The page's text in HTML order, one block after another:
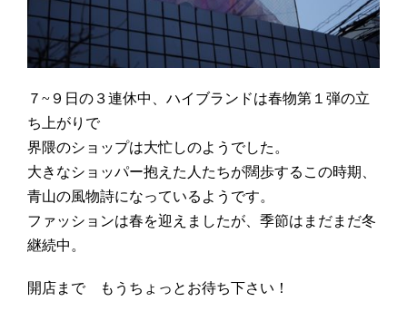
７~９日の３連休中、ハイブランドは春物第１弾の立
ち上がりで
界隈のショップは大忙しのようでした。
大きなショッパー抱えた人たちが闊歩するこの時期、
青山の風物詩になっているようです。
ファッションは春を迎えましたが、季節はまだまだ冬
継続中。
開店まで もうちょっとお待ち下さい！